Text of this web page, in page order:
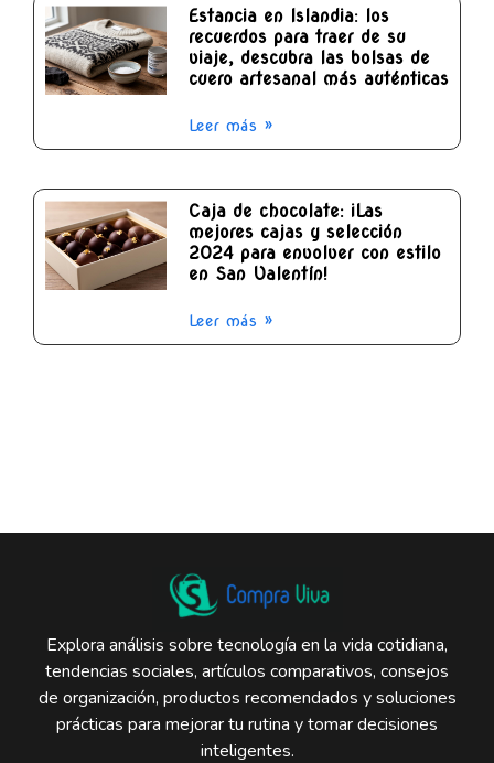
Estancia en Islandia: los
recuerdos para traer de su
viaje, descubra las bolsas de
cuero artesanal más auténticas
Leer más »
Caja de chocolate: ¡Las
mejores cajas y selección
2024 para envolver con estilo
en San Valentín!
Leer más »
Explora análisis sobre tecnología en la vida cotidiana,
tendencias sociales, artículos comparativos, consejos
de organización, productos recomendados y soluciones
prácticas para mejorar tu rutina y tomar decisiones
inteligentes.